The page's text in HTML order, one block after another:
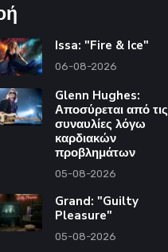
Issa: "Fire & Ice"
06-08-2026
Glenn Hughes:
Αποσύρεται από τις
συναυλίες λόγω
καρδιακών
προβλημάτων
05-08-2026
Grand: "Guilty
Pleasure"
05-08-2026